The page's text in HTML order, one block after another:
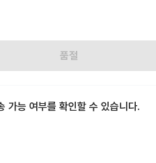
품절
가능 여부를 확인할 수 있습니다.